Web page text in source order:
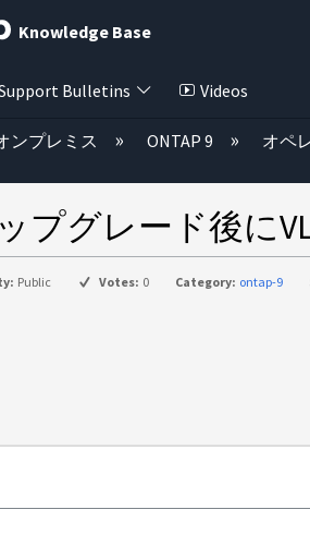
Knowledge Base
Bulletins Videos
階層を展開/折りたたむ
ンプレミス ONTAP 9 オペ
プグレード後に
Public Votes: 0 Category: ontap-9